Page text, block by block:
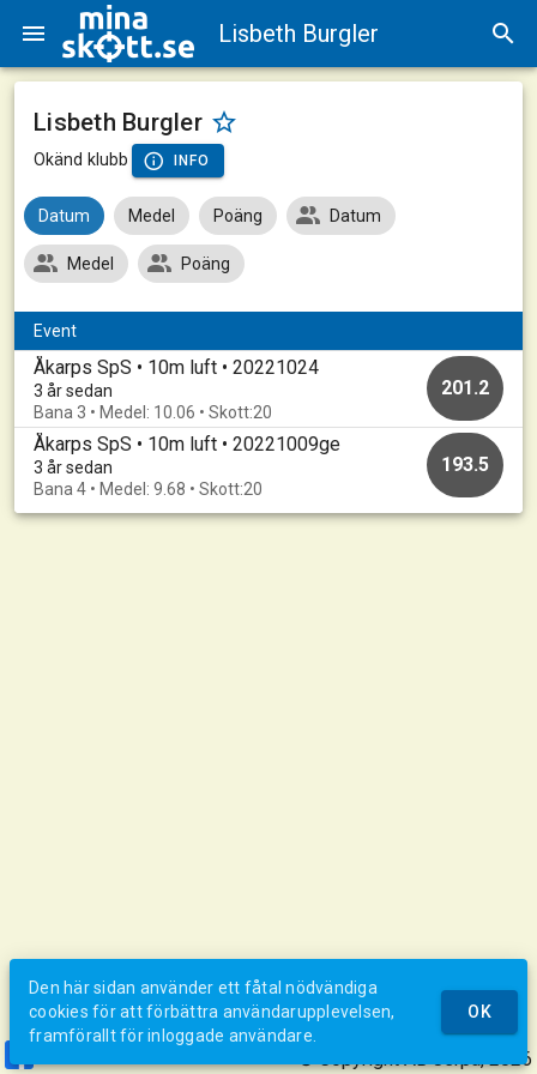
Lisbeth Burgler
Lisbeth Burgler
Okänd klubb INFO
Datum Medel Poäng Datum
Medel Poäng
Event
Åkarps SpS • 10m luft • 20221024
3 år sedan
Bana 3 • Medel: 10.06 • Skott:20
201.2
Åkarps SpS • 10m luft • 20221009ge
3 år sedan
Bana 4 • Medel: 9.68 • Skott:20
193.5
© Copyright AB Jerpa, 2026
Den här sidan använder ett fåtal nödvändiga
cookies för att förbättra användarupplevelsen,
framförallt för inloggade användare.
OK